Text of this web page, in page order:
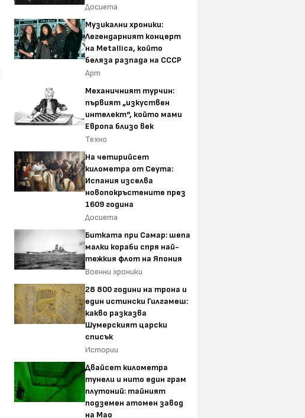
Досиета
Музикални хроники:
Легендарният концерт
на Metallica, който
беляза разпада на СССР
Арт
Механичният турчин:
първият „изкуствен
интелект“, който мами
Европа близо век
Техно
На четирийсет
километра от Сеута:
Испания изселва
новопокръстените през
1609 година
Досиета
Битката при Самар: шепа
малки кораби спря най-
тежкия флот на Япония
Военни хроники
28 800 години на трона и
един истински Гилгамеш:
какво разказва
Шумерският царски
списък
Истории
Двайсет километра
тунели и нито един грам
плутоний: тайният
подземен атомен завод
на Мао